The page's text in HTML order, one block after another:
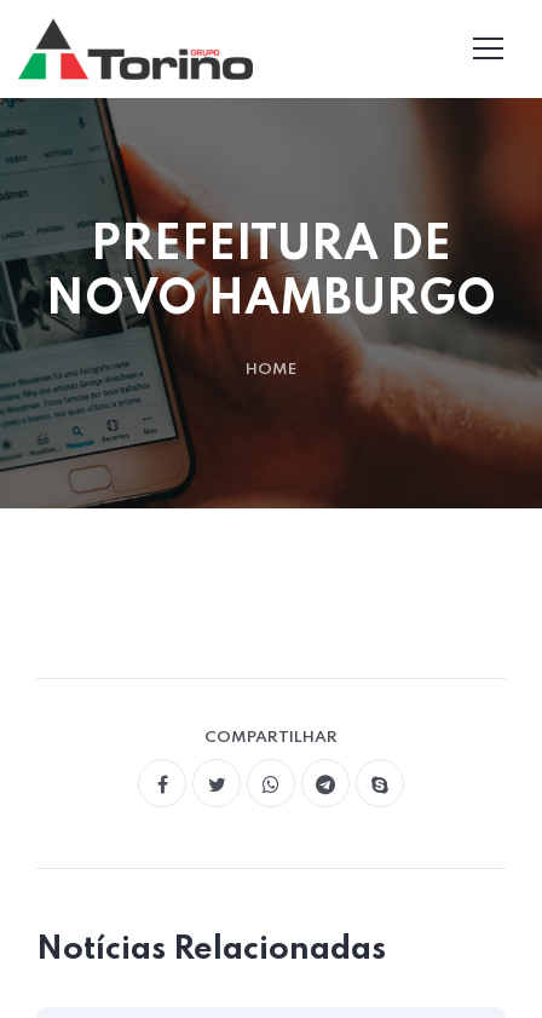
PREFEITURA DE
NOVO HAMBURGO
HOME
COMPARTILHAR
Notícias Relacionadas